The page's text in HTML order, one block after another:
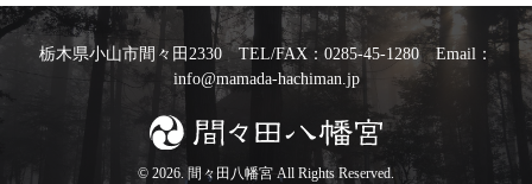
栃木県小山市間々田2330 TEL/FAX：0285-45-1280 Email：
info@mamada-hachiman.jp
© 2026. 間々田八幡宮 All Rights Reserved.